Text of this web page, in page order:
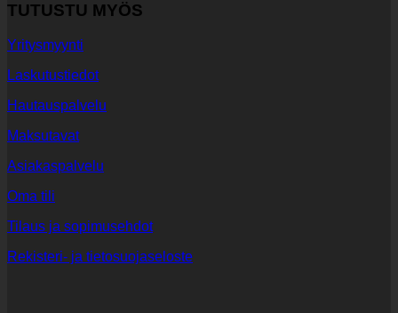
TUTUSTU MYÖS
Yritysmyynti
Laskutustiedot
Hautauspalvelu
Maksutavat
Asiakaspalvelu
Oma tili
Tilaus ja sopimusehdot
Rekisteri- ja tietosuojaseloste